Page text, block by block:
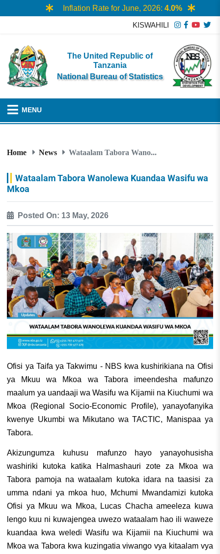
Inflation Rate for June, 2026:4.0%
KISWAHILI
The United Republic of
Tanzania
National Bureau of Statistics
MENU
Home News Wataalam Tabora Wano...
Wataalam Tabora Wanolewa Kuandaa Wasifu wa
Mkoa
Posted On: 13 May, 2026
Ofisi ya Taifa ya Takwimu - NBS kwa kushirikiana na Ofisi
ya Mkuu wa Mkoa wa Tabora imeendesha mafunzo
maalum ya uandaaji wa Wasifu wa Kijamii na Kiuchumi wa
Mkoa (Regional Socio-Economic Profile), yanayofanyika
kwenye Ukumbi wa Mikutano wa TACTIC, Manispaa ya
Tabora.
Akizungumza kuhusu mafunzo hayo yanayohusisha
washiriki kutoka katika Halmashauri zote za Mkoa wa
Tabora pamoja na wataalam kutoka idara na taasisi za
umma ndani ya mkoa huo, Mchumi Mwandamizi kutoka
Ofisi ya Mkuu wa Mkoa, Lucas Chacha ameeleza kuwa
lengo kuu ni kuwajengea uwezo wataalam hao ili waweze
kuandaa kwa weledi Wasifu wa Kijamii na Kiuchumi wa
Mkoa wa Tabora kwa kuzingatia viwango vya kitaalam vya